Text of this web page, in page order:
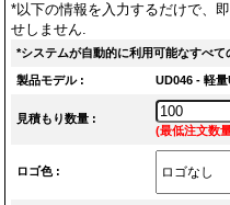
*以下の情報を入力するだけで、
せしません.
*システムが自動的に利用可能なすべて
製品モデル : UD046 - 軽量
見積もり数量 :
(最低注文数
ロゴ色 :